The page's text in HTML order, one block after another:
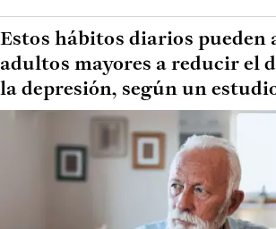
Estos hábitos diarios pueden
adultos mayores a reducir el
la depresión, según un